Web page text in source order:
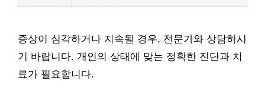
증상이 심각하거나 지속될 경우, 전문가와 상담하시
기 바랍니다. 개인의 상태에 맞는 정확한 진단과 치
료가 필요합니다.